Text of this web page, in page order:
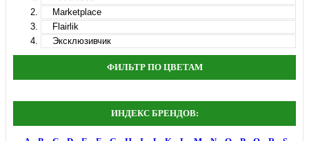
Marketplace
Flairlik
Эксклюзивчик
ФИЛЬТР ПО ЦВЕТАМ
ИНДЕКС БРЕНДОВ: